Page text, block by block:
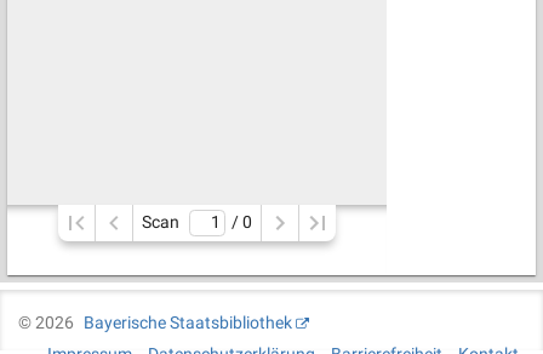
Scan / 0
©2026
Bayerische Staatsbibliothek